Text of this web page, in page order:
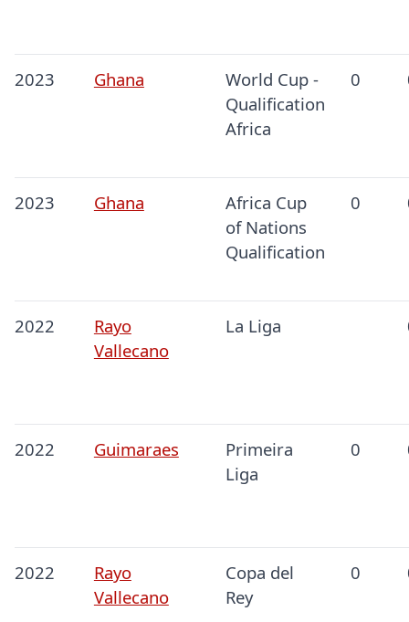
2023 Ghana
World Cup -
Qualification
Africa
0
2023 Ghana
Africa Cup
of Nations
Qualification
0
2022
Rayo
Vallecano
La Liga
2022 Guimaraes
Primeira
Liga
0
2022
Rayo
Vallecano
Copa del
Rey
0